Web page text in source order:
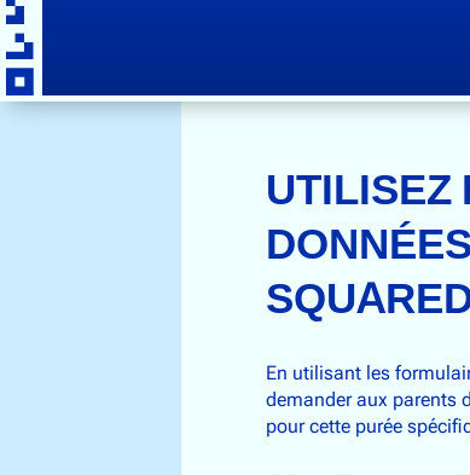
UTILISEZ
En utilisant les
demander aux parents
pour cette purée